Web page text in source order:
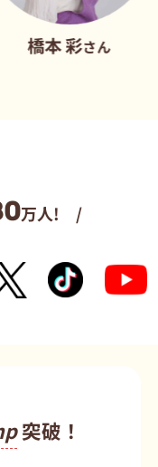
さん
万人! /
突破！